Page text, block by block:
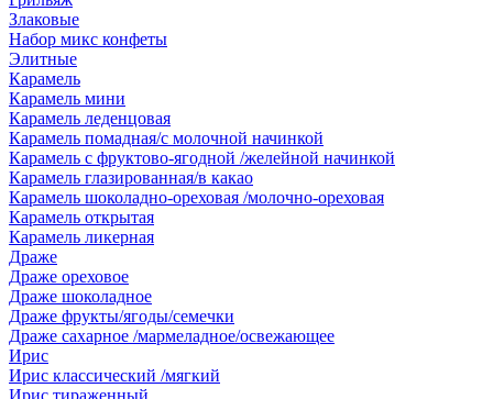
Злаковые
Набор микс конфеты
Элитные
Карамель
Карамель мини
Карамель леденцовая
Карамель помадная/с молочной начинкой
Карамель с фруктово-ягодной /желейной начинкой
Карамель глазированная/в какао
Карамель шоколадно-ореховая /молочно-ореховая
Карамель открытая
Карамель ликерная
Драже
Драже ореховое
Драже шоколадное
Драже фрукты/ягоды/семечки
Драже сахарное /мармеладное/освежающее
Ирис
Ирис классический /мягкий
Ирис тираженный